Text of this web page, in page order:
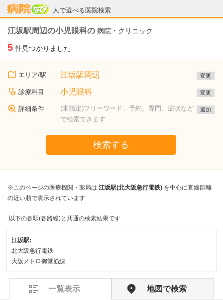
人で選べる医院検索
病院なび
江坂駅周辺の小児眼科の 病院・クリニック
5 件見つかりました
エリア/駅 江坂駅周辺 変更
診療科目 小児眼科 変更
詳細条件
(未指定)フリーワード、予約、専門、症状など
で検索できます
追加
検索する
※このページの医療機関・薬局は 江坂駅(北大阪急行電鉄) を中心に直線距離
の近い順で表示されています
以下の各駅(各路線)と共通の検索結果です
江坂駅:
北大阪急行電鉄
大阪メトロ御堂筋線
一覧表示 地図で検索